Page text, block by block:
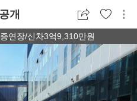
개
연장/신차3억9,310만원